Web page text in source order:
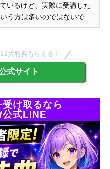
いるけど、実際に受講した
う方は多いのではないでし
は、どうしても情報が限ら
しました。年齢・職業・AI
大特典もらえる！
式サイト
け取るなら
式LINE